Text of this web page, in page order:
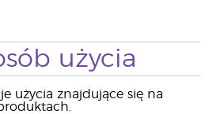
użycia
użycia znajdujące się na